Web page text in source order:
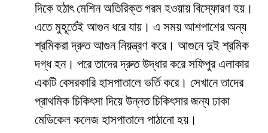
দিকে হঠাৎ মেশিন অতিরিক্ত গরম হওয়ায় বিস্ফোরণ হয়।
এতে মুহূর্তেই আগুন ধরে যায়। এ সময় আশপাশের অন্য
শ্রমিকরা দ্রুত আগুন নিয়ন্ত্রণ করে। আগুনে দুই শ্রমিক
দগ্ধ হন। পরে তাদের দ্রুত উদ্ধার করে সফিপুর এলাকার
একটি বেসরকারি হাসপাতালে ভর্তি করে। সেখানে তাদের
প্রাথমিক চিকিৎসা দিয়ে উন্নত চিকিৎসার জন্য ঢাকা
মেডিকেল কলেজ হাসপাতালে পাঠানো হয়।